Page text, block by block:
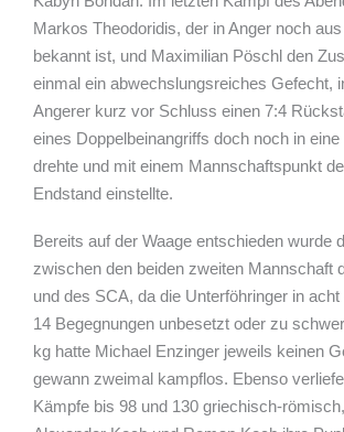
Markos Theodoridis, der in Anger noch
bekannt ist, und Maximilian Pöschl den
einmal ein abwechslungsreiches Gefecht,
Angerer kurz vor Schluss einen 7:4
eines Doppelbeinangriffs doch noch in
drehte und mit einem Mannschaftspunkt
Endstand einstellte.
Bereits auf der Waage entschieden wurde
zwischen den beiden zweiten Mannschaft
und des SCA, da die Unterföhringer in
14 Begegnungen unbesetzt oder zu
kg hatte Michael Enzinger jeweils keinen
gewann zweimal kampflos. Ebenso
Kämpfe bis 98 und 130 griechisch-